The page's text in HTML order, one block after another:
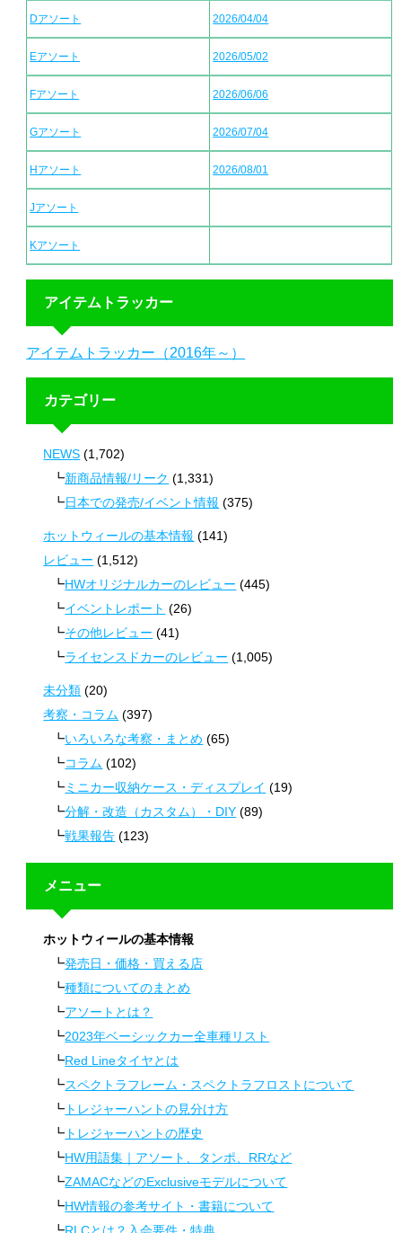
Dアソート 2026/04/04
Eアソート 2026/05/02
Fアソート 2026/06/06
Gアソート 2026/07/04
Hアソート 2026/08/01
Jアソート
Kアソート
アイテムトラッカー
アイテムトラッカー（2016年～）
カテゴリー
NEWS (1,702)
新商品情報/リーク (1,331)
日本での発売/イベント情報 (375)
ホットウィールの基本情報 (141)
レビュー (1,512)
HWオリジナルカーのレビュー (445)
イベントレポート (26)
その他レビュー (41)
ライセンスドカーのレビュー (1,005)
未分類 (20)
考察・コラム (397)
いろいろな考察・まとめ (65)
コラム (102)
ミニカー収納ケース・ディスプレイ (19)
分解・改造（カスタム）・DIY (89)
戦果報告 (123)
メニュー
ホットウィールの基本情報
発売日・価格・買える店
種類についてのまとめ
アソートとは？
2023年ベーシックカー全車種リスト
Red Lineタイヤとは
スペクトラフレーム・スペクトラフロストについて
トレジャーハントの見分け方
トレジャーハントの歴史
HW用語集｜アソート、タンポ、RRなど
ZAMACなどのExclusiveモデルについて
HW情報の参考サイト・書籍について
RLCとは？入会要件・特典